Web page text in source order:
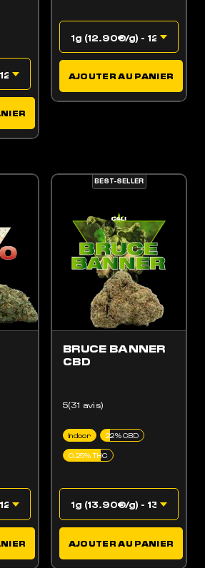
AJOUTER AU PANIER
SUR LA PAGE DU PRODUIT
AJOUTER AU PANIER
BRUCE BANNER
CBD
Indoor 22% CBD
0.25% THC
5(31 avis)
BEST-SELLER
LES OPTIONS PEUVENT ÊTRE CHOISIES SUR LA